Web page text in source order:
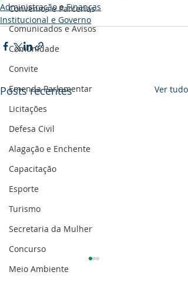
Convênios e Parcerias
Comunicados e Avisos
Comunidade
Convite
Emenda Parlamentar
Licitações
Defesa Civil
Alagação e Enchente
Capacitação
Esporte
Turismo
Secretaria da Mulher
Concurso
Meio Ambiente
Administração e Finanças
Institucional e Governo
Posts recentes Ver tudo